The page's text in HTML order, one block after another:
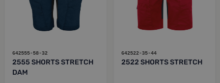
642555-58-32
2555 SHORTS STRETCH
DAM
642522-35-44
2522 SHORTS STRETCH